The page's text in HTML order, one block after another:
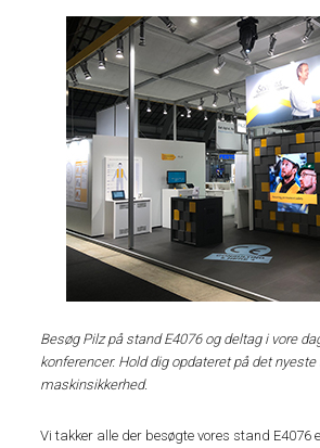
Besøg Pilz på stand E4076 og deltag i vore
konferencer. Hold dig opdateret på det nyeste
maskinsikkerhed.
Vi takker alle der besøgte vores stand E4076